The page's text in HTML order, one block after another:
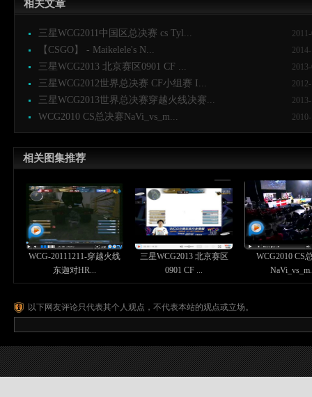
相关文章
三星WCG2011中国区总决赛 cs Tyl...
【CSGO】 - Maikelele's N...
三星WCG2013 北京赛区0901 CF ...
三星WCG2012世界总决赛 CF小组赛 I...
三星WCG2013世界总决赛穿越火线决赛...
WCG2010 CS总决赛NaVi_vs_m...
相关图集推荐
WCG-20111211-穿越火线
东迦对HR...
三星WCG2013 北京赛区
0901 CF ...
WCG2010 CS
以下网友评论只代表其个人观点，不代表本站的观点或立场。